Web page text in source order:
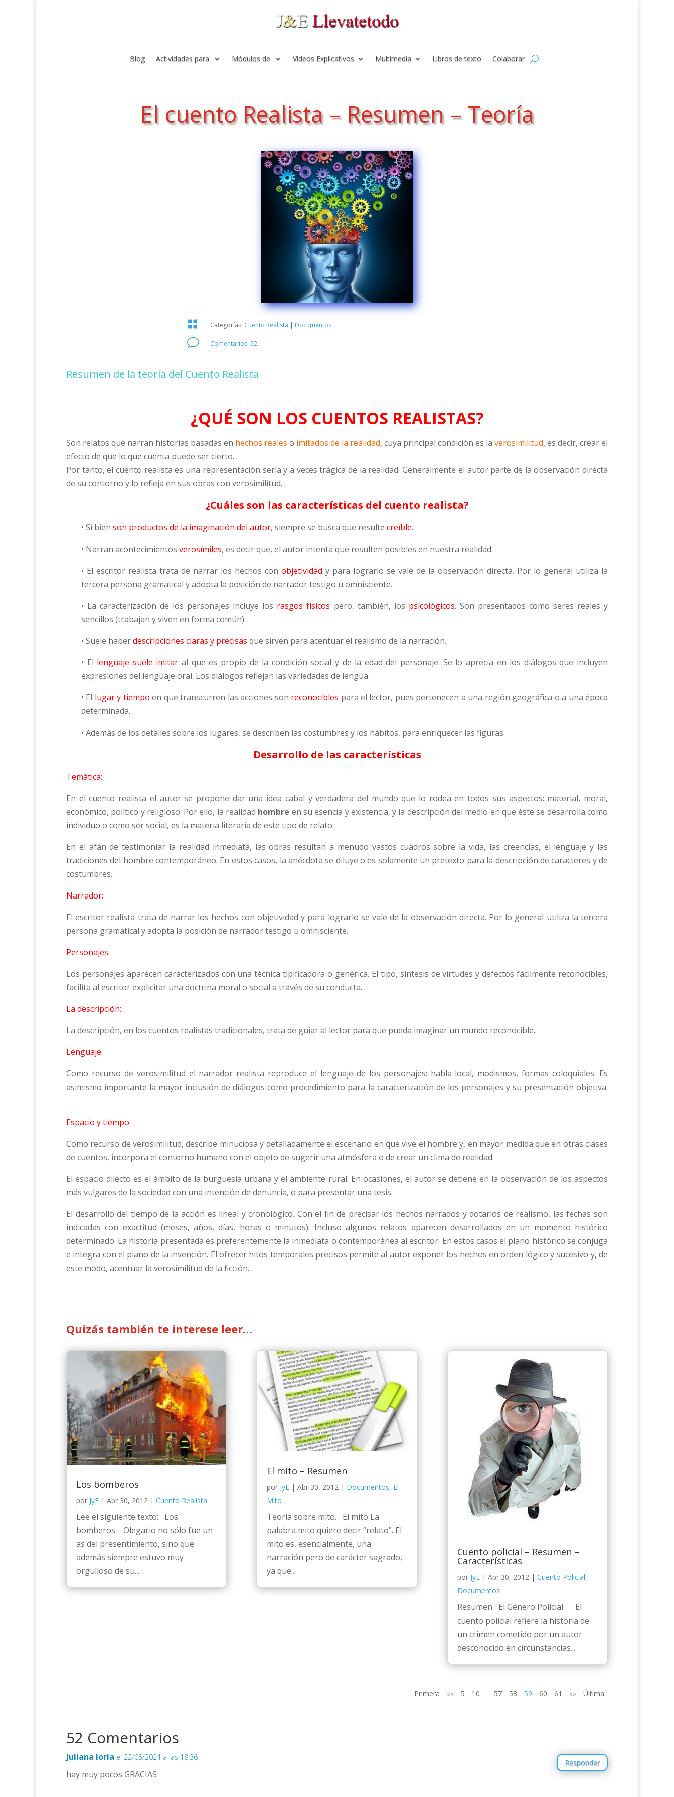
Blog Actividades para: Módulos de: Videos Explicativos Multimedia Libros de texto Colaborar
El cuento Realista – Resumen – Teoría
 Categorías: Cuento Realista | Documentos
v Comentarios: 52
Resumen de la teoría del Cuento Realista
¿QUÉ SON LOS CUENTOS REALISTAS?
Son relatos que narran historias basadas en hechos reales o imitados de la realidad, cuya principal condición es la verosimilitud, es decir, crear el
efecto de que lo que cuenta puede ser cierto.
Por tanto, el cuento realista es una representación seria y a veces trágica de la realidad. Generalmente el autor parte de la observación directa
de su contorno y lo refleja en sus obras con verosimilitud.
¿Cuáles son las características del cuento realista?
• Si bien son productos de la imaginación del autor, siempre se busca que resulte creíble.
• Narran acontecimientos verosímiles, es decir que, el autor intenta que resulten posibles en nuestra realidad.
• El escritor realista trata de narrar los hechos con objetividad y para lograrlo se vale de la observación directa. Por lo general utiliza la
tercera persona gramatical y adopta la posición de narrador testigo u omnisciente.
• La caracterización de los personajes incluye los rasgos físicos pero, también, los psicológicos. Son presentados como seres reales y
sencillos (trabajan y viven en forma común).
• Suele haberdescripciones claras y precisas que sirven para acentuar el realismo de la narración.
• El lenguaje suele imitar al que es propio de la condición social y de la edad del personaje. Se lo aprecia en los diálogos que incluyen
expresiones del lenguaje oral. Los diálogos reflejan las variedades de lengua.
• El lugar y tiempo en que transcurren las acciones son reconocibles para el lector, pues pertenecen a una región geográfica o a una época
determinada.
• Además de los detalles sobre los lugares, se describen las costumbres y los hábitos, para enriquecer las figuras.
Desarrollo de las características
Temática:
En el cuento realista el autor se propone dar una idea cabal y verdadera del mundo que lo rodea en todos sus aspectos: material, moral,
económico, político y religioso. Por ello, la realidad hombre en su esencia y existencia, y la descripción del medio en que éste se desarrolla como
individuo o como ser social, es la materia literaria de este tipo de relato.
En el afán de testimoniar la realidad inmediata, las obras resultan a menudo vastos cuadros sobre la vida, las creencias, el lenguaje y las
tradiciones del hombre contemporáneo. En estos casos, la anécdota se diluye o es solamente un pretexto para la descripción de caracteres y de
costumbres.
Narrador:
El escritor realista trata de narrar los hechos con objetividad y para lograrlo se vale de la observación directa. Por lo general utiliza la tercera
persona gramatical y adopta la posición de narrador testigo u omnisciente.
Personajes:
Los personajes aparecen caracterizados con una técnica tipificadora o genérica. El tipo, síntesis de virtudes y defectos fácilmente reconocibles,
facilita al escritor explicitar una doctrina moral o social a través de su conducta.
La descripción:
La descripción, en los cuentos realistas tradicionales, trata de guiar al lector para que pueda imaginar un mundo reconocible.
Lenguaje:
Como recurso de verosimilitud el narrador realista reproduce el lenguaje de los personajes: habla local, modismos, formas coloquiales. Es
asimismo importante la mayor inclusión de diálogos como procedimiento para la caracterización de los personajes y su presentación objetiva.
Espacio y tiempo:
Como recurso de verosimilitud, describe minuciosa y detalladamente el escenario en que vive el hombre y, en mayor medida que en otras clases
de cuentos, incorpora el contorno humano con el objeto de sugerir una atmósfera o de crear un clima de realidad.
El espacio dilecto es el ámbito de la burguesía urbana y el ambiente rural. En ocasiones, el autor se detiene en la observación de los aspectos
más vulgares de la sociedad con una intención de denuncia, o para presentar una tesis.
El desarrollo del tiempo de la acción es lineal y cronológico. Con el fin de precisar los hechos narrados y dotarlos de realismo, las fechas son
indicadas con exactitud (meses, años, días, horas o minutos). Incluso algunos relatos aparecen desarrollados en un momento histórico
determinado. La historia presentada es preferentemente la inmediata o contemporánea al escritor. En estos casos el plano histórico se conjuga
e integra con el plano de la invención. El ofrecer hitos temporales precisos permite al autor exponer los hechos en orden lógico y sucesivo y, de
este modo, acentuar la verosimilitud de la ficción.
Quizás también te interese leer…
Los bomberos
por JyE | Abr 30, 2012 | Cuento Realista
Lee el siguiente texto: Los
bomberos Olegario no sólo fue un
as del presentimiento, sino que
además siempre estuvo muy
orgulloso de su...
El mito – Resumen
por JyE| Abr 30, 2012 | Documentos, El
Mito
Teoría sobre mito. El mito La
palabra mito quiere decir “relato”. El
mito es, esencialmente, una
narración pero de carácter sagrado,
ya que...
Cuento policial – Resumen –
Características
por JyE| Abr 30, 2012| Cuento Policial,
Documentos
Resumen El Género Policial El
cuento policial refiere la historia de
un crimen cometido por un autor
desconocido en circunstancias...
Primera «« 5 10 57 58 59 60 61 »» Última
52 Comentarios
Juliana loria el 22/05/2024 a las 18:36
hay muy pocos GRACIAS
Responder